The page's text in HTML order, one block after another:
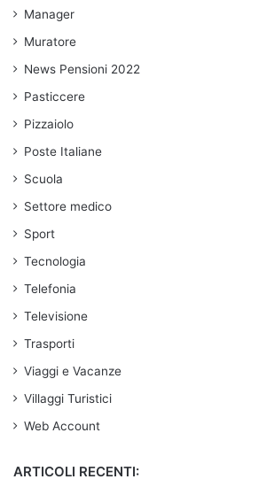
Manager
Muratore
News Pensioni 2022
Pasticcere
Pizzaiolo
Poste Italiane
Scuola
Settore medico
Sport
Tecnologia
Telefonia
Televisione
Trasporti
Viaggi e Vacanze
Villaggi Turistici
Web Account
ARTICOLI RECENTI: